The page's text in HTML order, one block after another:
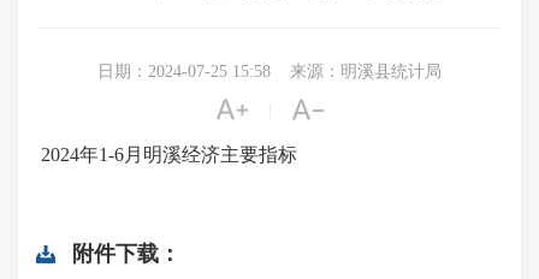
日期：2024-07-25 15:58 来源：明溪县统计局
 
2024年1-6月明溪经济主要指标
附件下载：